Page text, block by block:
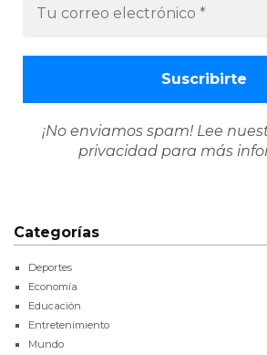
¡No enviamos spam! Lee
privacidad para más
Categorías
Deportes
Economía
Educación
Entretenimiento
Mundo